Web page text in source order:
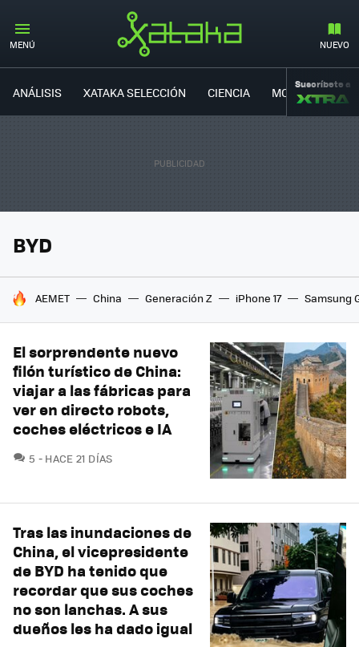
MENÚ NUEVO
ANÁLISIS XATAKA SELECCIÓN CIENCIA MOVILIDAD
Suscríbete a
BYD
HOY SE HABLA DE
AEMET China Generación Z iPhone 17 Samsung
El sorprendente nuevo
filón turístico de China:
viajar a las fábricas para
ver en directo robots,
coches eléctricos e IA
5 COMENTARIOS
HACE 21 DÍAS
Tras las inundaciones de
China, el vicepresidente
de BYD ha tenido que
recordar que sus coches
no son lanchas. A sus
dueños les ha dado igual